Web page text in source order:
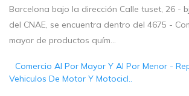
Barcelona bajo la dirección Calle tuset, 26 -
del CNAE, se encuentra dentro del 4675 -
mayor de productos quím...
Comercio Al Por Mayor Y Al Por Menor -
Vehiculos De Motor Y Motocicl..